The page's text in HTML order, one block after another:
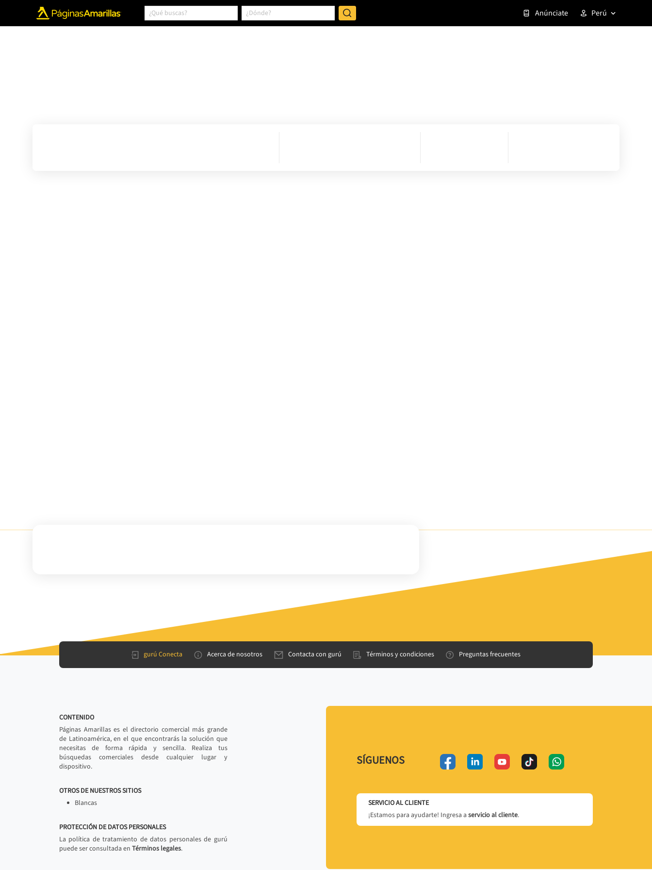
Anúnciate Perú
gurú Conecta Acerca de nosotros Contacta con gurú Términos y condiciones Preguntas frecuentes
CONTENIDO
Páginas Amarillas es el directorio comercial más grande
de Latinoamérica, en el que encontrarás la solución que
necesitas de forma rápida y sencilla. Realiza tus
búsquedas comerciales desde cualquier lugar y
dispositivo.
OTROS DE NUESTROS SITIOS
Blancas
PROTECCIÓN DE DATOS PERSONALES
La política de tratamiento de datos personales de gurú
puede ser consultada en Términos legales.
SÍGUENOS
SERVICIO AL CLIENTE
¡Estamos para ayudarte! Ingresa a servicio al cliente.